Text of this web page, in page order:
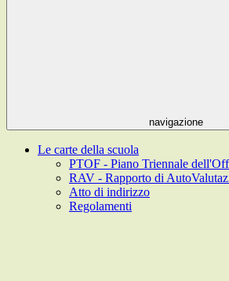
navigazione
Le carte della scuola
PTOF - Piano Triennale
RAV - Rapporto di
Atto di indirizzo
Regolamenti